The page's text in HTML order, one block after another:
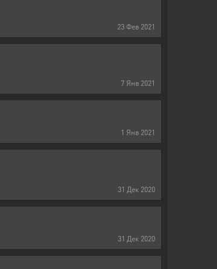
23 Фев 2021
7 Янв 2021
1 Янв 2021
31 Дек 2020
31 Дек 2020